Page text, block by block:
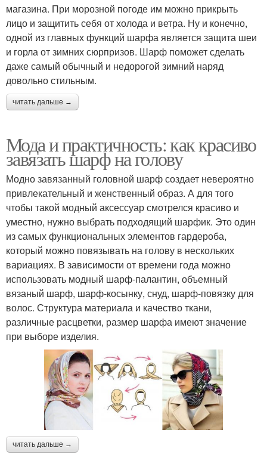
магазина. При морозной погоде им можно прикрыть
лицо и защитить себя от холода и ветра. Ну и конечно,
одной из главных функций шарфа является защита шеи
и горла от зимних сюрпризов. Шарф поможет сделать
даже самый обычный и недорогой зимний наряд
довольно стильным.
читать дальше →
Мода и практичность: как красиво
завязать шарф на голову
Модно завязанный головной шарф создает невероятно
привлекательный и женственный образ. А для того
чтобы такой модный аксессуар смотрелся красиво и
уместно, нужно выбрать подходящий шарфик. Это один
из самых функциональных элементов гардероба,
который можно повязывать на голову в нескольких
вариациях. В зависимости от времени года можно
использовать модный шарф-палантин, объемный
вязаный шарф, шарф-косынку, снуд, шарф-повязку для
волос. Структура материала и качество ткани,
различные расцветки, размер шарфа имеют значение
при выборе изделия.
читать дальше →